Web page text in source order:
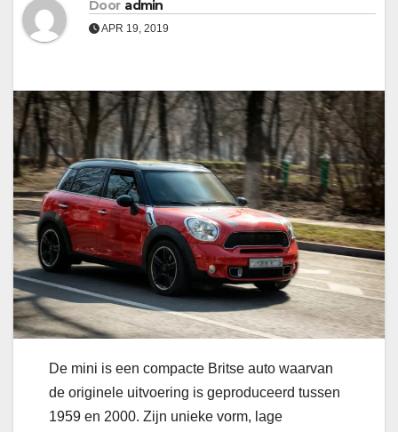
Door admin
APR 19, 2019
De mini is een compacte Britse auto waarvan
de originele uitvoering is geproduceerd tussen
1959 en 2000. Zijn unieke vorm, lage